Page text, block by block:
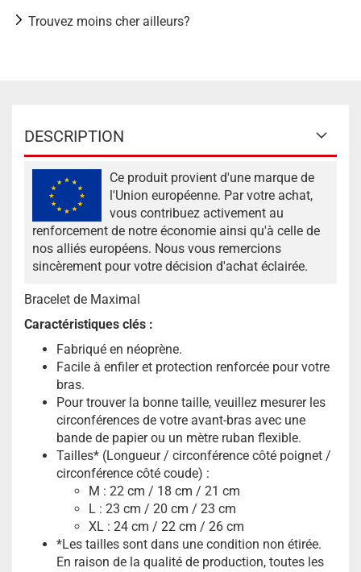
Trouvez moins cher ailleurs?
DESCRIPTION
Ce produit provient d'une marque de
l'Union européenne. Par votre achat,
vous contribuez activement au
renforcement de notre économie ainsi qu'à celle de
nos alliés européens. Nous vous remercions
sincèrement pour votre décision d'achat éclairée.
Bracelet de Maximal
Caractéristiques clés :
Fabriqué en néoprène.
Facile à enfiler et protection renforcée pour votre
bras.
Pour trouver la bonne taille, veuillez mesurer les
circonférences de votre avant-bras avec une
bande de papier ou un mètre ruban flexible.
Tailles* (Longueur / circonférence côté poignet /
circonférence côté coude) :
M : 22 cm / 18 cm / 21 cm
L : 23 cm / 20 cm / 23 cm
XL : 24 cm / 22 cm / 26 cm
*Les tailles sont dans une condition non étirée.
En raison de la qualité de production, toutes les